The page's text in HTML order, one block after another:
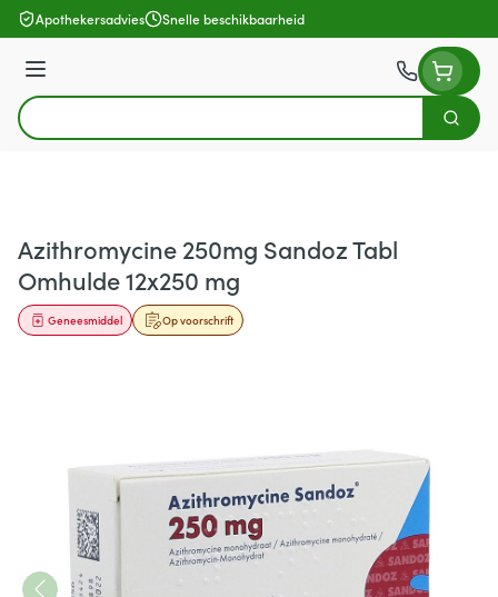
Ga naar de inhoud
Apothekersadvies Snelle beschikbaarheid
Menu
Product, merk, categorie...
Zoek
Azithromycine 250mg Sandoz Tabl
Omhulde 12x250 mg
Op voorschrift
Geneesmiddel